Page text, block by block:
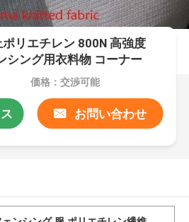
リエチレン 800N 高強度
シング用衣料物 コーナー
価格：交渉可能
お問い合わせ